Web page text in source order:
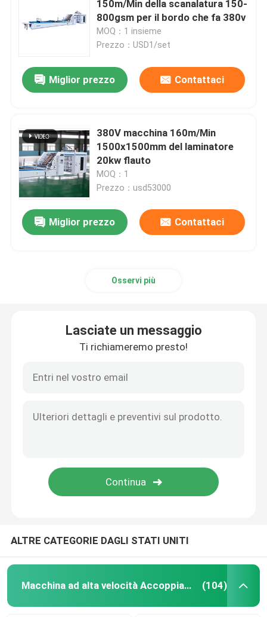
Macchina di laminazione ondulata
150m/Min della scanalatura 150-
800gsm per il bordo che fa 380v
MOQ：1 insieme
Prezzo：USD1/set
Miglior prezzo Contattaci
380V macchina 160m/Min
1500x1500mm del laminatore
20kw flauto
MOQ：1
Prezzo：usd53000
Miglior prezzo Contattaci
Osservi più
Lasciate un messaggio
Ti richiameremo presto!
ALTRE CATEGORIE DAGLI STATI UNITI
Macchina ad alta velocità Accoppiatrici (104)